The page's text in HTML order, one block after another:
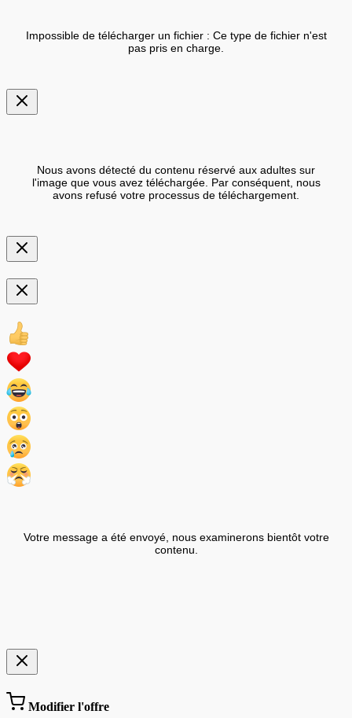
Impossible de télécharger un fichier : Ce type de fichier n'est
pas pris en charge.
Nous avons détecté du contenu réservé aux adultes sur
l'image que vous avez téléchargée. Par conséquent, nous
avons refusé votre processus de téléchargement.
Votre message a été envoyé, nous examinerons bientôt votre
contenu.
Modifier l'offre